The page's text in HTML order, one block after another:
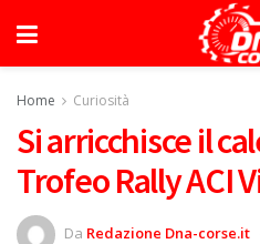
Home Curiosità
Si arricchisce il
Trofeo Rally ACI
Da Redazione Dna-corse.it